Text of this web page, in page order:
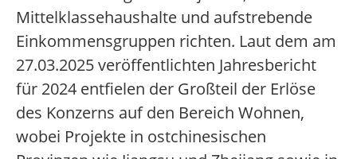
Mittelklassehaushalte und aufstrebende
Einkommensgruppen richten. Laut dem am
27.03.2025 veröffentlichten Jahresbericht
für 2024 entfielen der Großteil der Erlöse
des Konzerns auf den Bereich Wohnen,
wobei Projekte in ostchinesischen